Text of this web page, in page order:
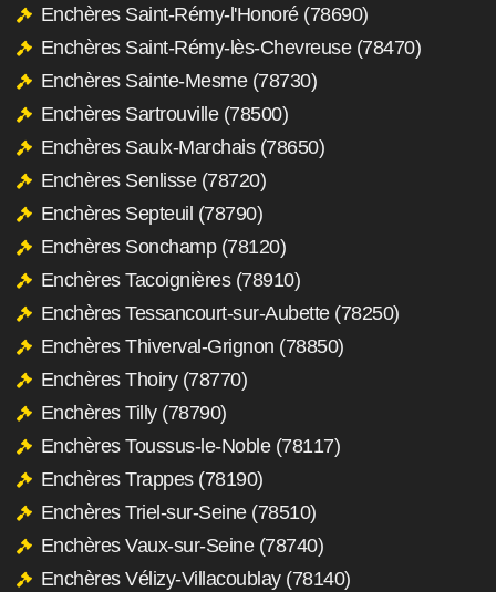
Enchères Saint-Rémy-l'Honoré (78690)
Enchères Saint-Rémy-lès-Chevreuse (78470)
Enchères Sainte-Mesme (78730)
Enchères Sartrouville (78500)
Enchères Saulx-Marchais (78650)
Enchères Senlisse (78720)
Enchères Septeuil (78790)
Enchères Sonchamp (78120)
Enchères Tacoignières (78910)
Enchères Tessancourt-sur-Aubette (78250)
Enchères Thiverval-Grignon (78850)
Enchères Thoiry (78770)
Enchères Tilly (78790)
Enchères Toussus-le-Noble (78117)
Enchères Trappes (78190)
Enchères Triel-sur-Seine (78510)
Enchères Vaux-sur-Seine (78740)
Enchères Vélizy-Villacoublay (78140)